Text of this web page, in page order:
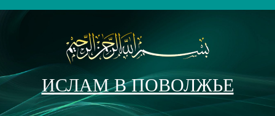
Перейти
ИСЛАМ В ПОВОЛЖЬЕ